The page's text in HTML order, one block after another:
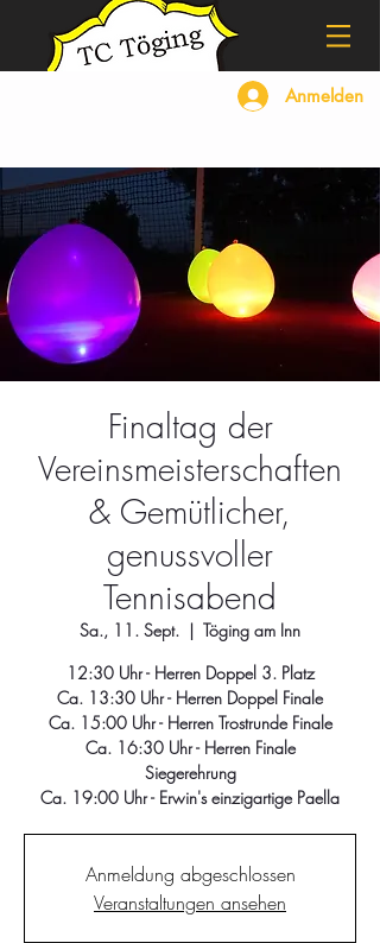
Anmelden
Finaltag der
Vereinsmeisterschaften
& Gemütlicher,
genussvoller
Tennisabend
Sa., 11. Sept.
  |
Töging am Inn
12:30 Uhr - Herren Doppel 3. Platz
Ca. 13:30 Uhr - Herren Doppel Finale
Ca. 15:00 Uhr - Herren Trostrunde Finale
Ca. 16:30 Uhr - Herren Finale
Siegerehrung
Ca. 19:00 Uhr - Erwin's einzigartige Paella
Anmeldung abgeschlossen
Veranstaltungen ansehen